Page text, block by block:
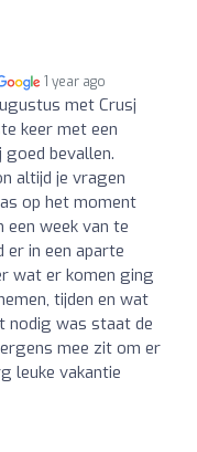
1 year ago
met Crusj
keer met een
bevallen.
altijd je vragen
op het moment
een week van te
er in een aparte
wat er komen ging
tijden en wat
nodig was staat de
mee zit om er
leuke vakantie